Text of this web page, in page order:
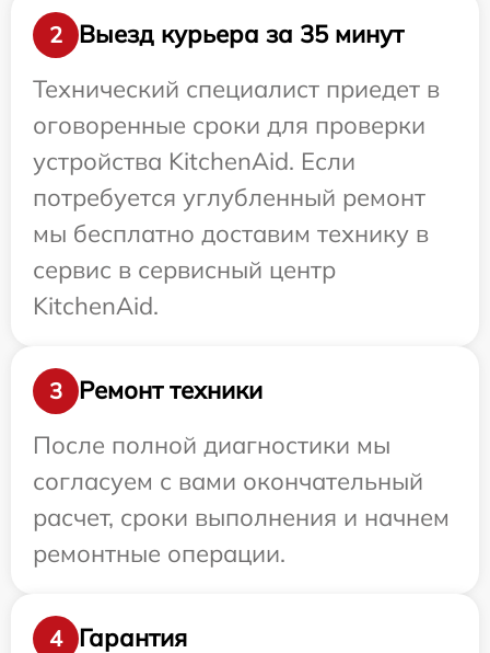
2
Выезд курьера за 35 минут
Технический специалист приедет в
оговоренные сроки для проверки
устройства KitchenAid. Если
потребуется углубленный ремонт
мы бесплатно доставим технику в
сервис в сервисный центр
KitchenAid.
3
Ремонт техники
После полной диагностики мы
согласуем с вами окончательный
расчет, сроки выполнения и начнем
ремонтные операции.
4 Гарантия